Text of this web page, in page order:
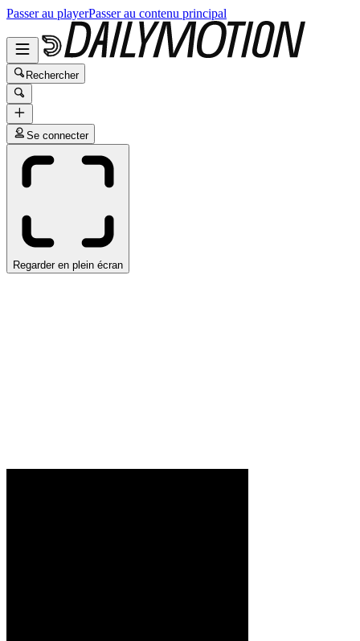
Passer au playerPasser au contenu principal
Rechercher
Se connecter
Regarder en plein écran